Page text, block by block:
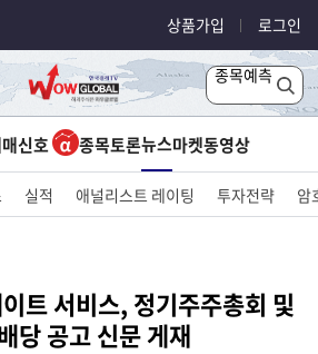
상품가입 로그인
종목예측
신호 종목토론뉴스마켓동영상
실적 애널리스트 레이팅 투자전략 암
트 서비스, 정기주주총회 및
당 공고 신문 게재